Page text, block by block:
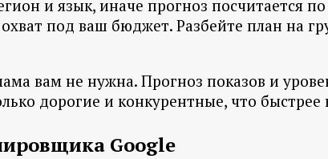
и язык, иначе прогноз посчитается
под ваш бюджет. Разбейте план на
вам не нужна. Прогноз показов и
дорогие и конкурентные, что
Google